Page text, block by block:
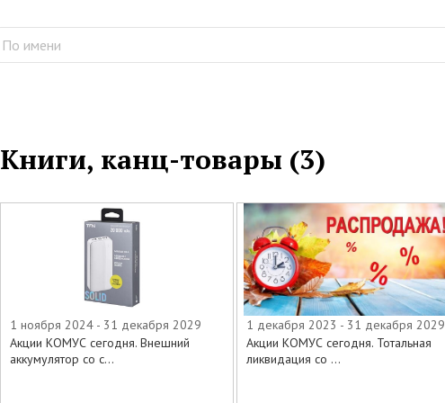
Книги, канц-товары (3)
1 ноября 2024 - 31 декабря 2029
Акции КОМУС сегодня. Внешний
аккумулятор со с...
1 декабря 2023 - 31 декабря 2029
Акции КОМУС сегодня. Тотальная
ликвидация со ...